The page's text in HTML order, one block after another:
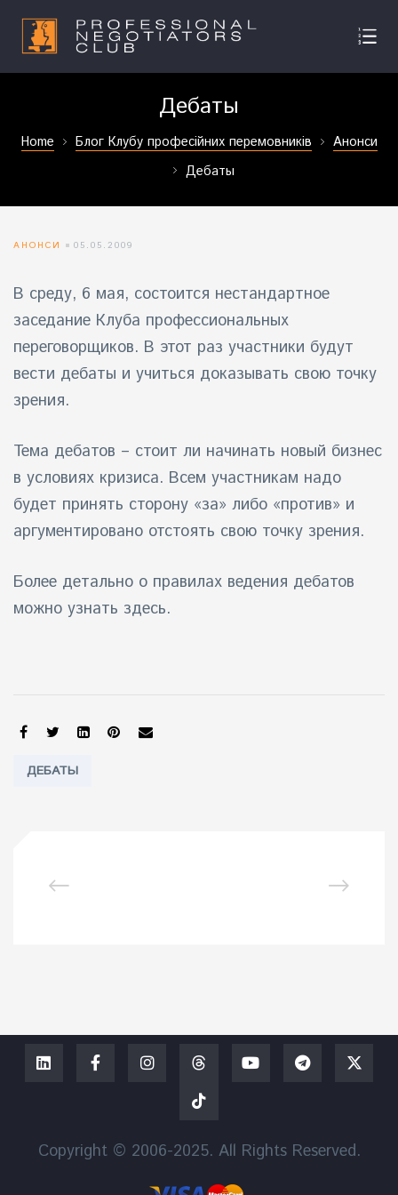
Дебаты
Home Блог Клубу професійних перемовників
Анонси
Дебаты
АНОНСИ 05.05.2009
В среду, 6 мая, состоится нестандартное
заседание Клуба профессиональных
переговорщиков. В этот раз участники будут
вести дебаты и учиться доказывать свою точку
зрения.
Тема дебатов – стоит ли начинать новый бизнес
в условиях кризиса. Всем участникам надо
будет принять сторону «за» либо «против» и
аргументировано отстоять свою точку зрения.
Более детально о правилах ведения дебатов
можно узнать здесь.
SHARE:
Tags:
ДЕБАТЫ
Copyright © 2006-2025. All Rights Reserved.